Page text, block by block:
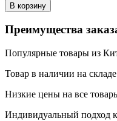
В корзину
Преимущества
Популярные товары из
Товар в наличии на
Низкие цены на все
Индивидуальный подход